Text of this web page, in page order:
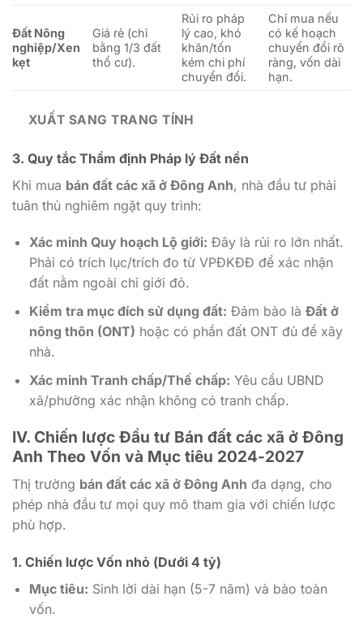
Đất Nông
nghiệp/Xen
kẹt
Giá rẻ (chỉ
bằng 1/3 đất
thổ cư).
Rủi ro pháp
lý cao, khó
khăn/tốn
kém chi phí
chuyển đổi.
Chỉ mua nếu
có kế hoạch
chuyển đổi rõ
ràng, vốn dài
hạn.
XUẤT SANG TRANG TÍNH
3. Quy tắc Thẩm định Pháp lý Đất nền
Khi mua bán đất các xã ở Đông Anh, nhà đầu tư phải
tuân thủ nghiêm ngặt quy trình:
Xác minh Quy hoạch Lộ giới: Đây là rủi ro lớn nhất.
Phải có trích lục/trích đo từ VPĐKĐĐ để xác nhận
đất nằm ngoài chỉ giới đỏ.
Kiểm tra mục đích sử dụng đất: Đảm bảo là Đất ở
nông thôn (ONT) hoặc có phần đất ONT đủ để xây
nhà.
Xác minh Tranh chấp/Thế chấp: Yêu cầu UBND
xã/phường xác nhận không có tranh chấp.
IV. Chiến lược Đầu tư Bán đất các xã ở Đông
Anh Theo Vốn và Mục tiêu 2024-2027
Thị trường bán đất các xã ở Đông Anh đa dạng, cho
phép nhà đầu tư mọi quy mô tham gia với chiến lược
phù hợp.
1. Chiến lược Vốn nhỏ (Dưới 4 tỷ)
Mục tiêu: Sinh lời dài hạn (5-7 năm) và bảo toàn
vốn.